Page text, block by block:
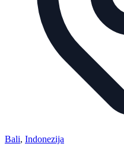
Bali, Indonezija